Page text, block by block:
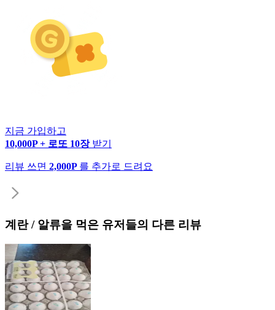
지금 가입하고
10,000P + 로또 10장 받기
리뷰 쓰면 2,000P 를 추가로 드려요
계란 / 알류을 먹은 유저들의 다른 리뷰